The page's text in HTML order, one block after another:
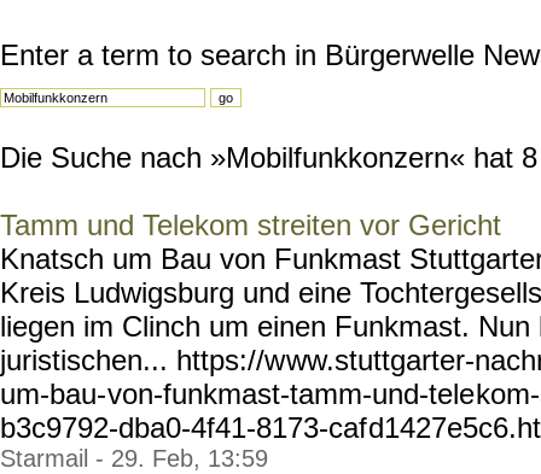
Enter a term to search in Bürgerwelle
Die Suche nach »Mobilfunkkonzern« hat
Tamm und Telekom streiten vor Gericht
Knatsch um Bau von Funkmast
Kreis Ludwigsburg und eine
liegen im Clinch um einen Funkmast.
juristischen... https://www.stuttgarter-
um-bau-von-funkmast-tamm-und-tele
b3c9792-dba0-4f41-8173-caf
Starmail - 29. Feb, 13:59